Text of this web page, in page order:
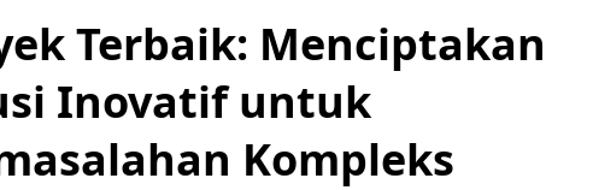
Terbaik: Menciptakan
Inovatif untuk
Kompleks